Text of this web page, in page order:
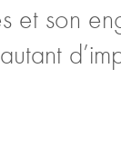
et son